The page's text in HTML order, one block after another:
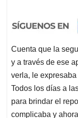
Cuenta que la
y a través de ese
verla, le
Todos los días a
para brindar el
complicaba y